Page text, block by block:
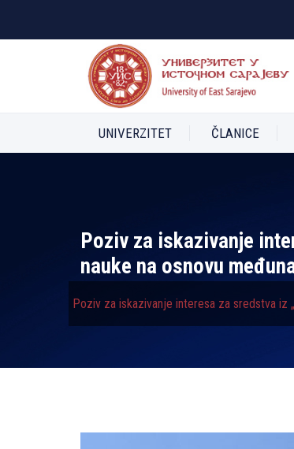
UNIVERZITET ČLANICE
Poziv za iskazivanje
nauke na osnovu
Poziv za iskazivanje interesa za sredstva iz